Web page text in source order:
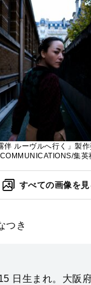
伴 ルーヴルへ行く」製
集英
すべての画像を見
つき
日生まれ。大阪